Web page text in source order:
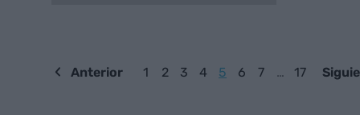
Anterior 1 2 3 4 5 6 7 … 17